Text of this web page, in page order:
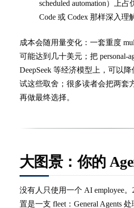
scheduled automation）上
Code 或 Codex 那样深入理
成本会随用量变化：一套重度
可能达到几十美元；把 personal-
DeepSeek 等经济模型上，可以
试这些取舍；很多读者会把两套
再做最终选择。
大图景：你的
没有人只使用一个 AI employee
置是一支 fleet：General Agents